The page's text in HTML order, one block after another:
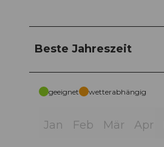
Beste Jahreszeit
geeignet wetterabhängig
Jan Feb Mär Apr